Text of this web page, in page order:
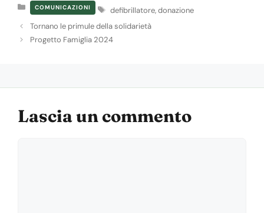
Categorie
COMUNICAZIONI Tag
defibrillatore,donazione
Tornano le primule della solidarietà
Progetto Famiglia 2024
Lascia un commento